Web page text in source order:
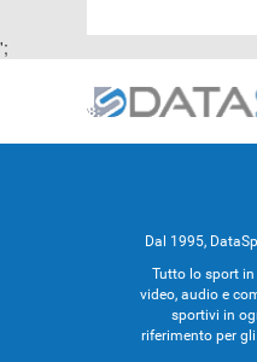
';
Dal 1995,
Tutto lo sport in
video, audio e
sportivi in
riferimento per